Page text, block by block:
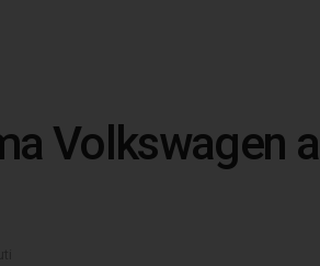
Volkswagen a